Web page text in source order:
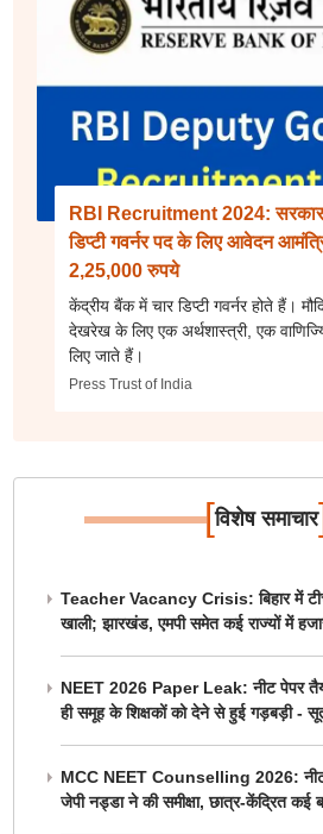
RBI Recruitment 2024:
डिप्टी गवर्नर पद के लिए आवेदन
2,25,000 रुपये
केंद्रीय बैंक में चार डिप्टी गवर्नर होते हैं।
देखरेख के लिए एक अर्थशास्त्री, एक
लिए जाते हैं।
Press Trust of India
[विशेष समाचार
Teacher Vacancy Crisis: बिहार में
खाली; झारखंड, एमपी समेत कई राज्यों में
NEET 2026 Paper Leak: नीट पेपर
ही समूह के शिक्षकों को देने से हुई गड़बड़ी -
MCC NEET Counselling 2026:
जेपी नड्डा ने की समीक्षा, छात्र-केंद्रित कई